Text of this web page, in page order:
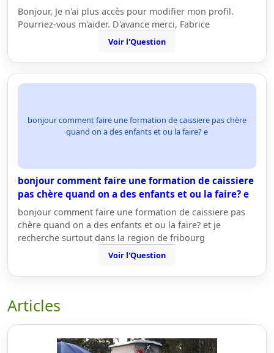
Bonjour, Je n'ai plus accès pour modifier mon profil.
Pourriez-vous m'aider. D'avance merci, Fabrice
Voir l'Question
bonjour comment faire une formation de caissiere pas chère
quand on a des enfants et ou la faire? e
bonjour comment faire une formation de caissiere
pas chère quand on a des enfants et ou la faire? e
bonjour comment faire une formation de caissiere pas
chère quand on a des enfants et ou la faire? et je
recherche surtout dans la region de fribourg
Voir l'Question
Articles